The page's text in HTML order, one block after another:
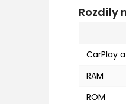
Rozdíly
CarPlay
RAM
ROM